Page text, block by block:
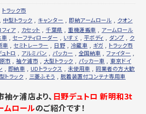
トラック市
中型トラック キャンター 即納アームロール
クオン
ィア, カセット ,千葉県 ,重機運搬車
アームロール
車 セーフティローダー いすゞ 平ボディ ダンプ
ク
車 ,セミトレーラー 日野 冷蔵車 ギガ
トラック市
ュトロ アルミバン パッカー 全国納車 ,ファイター
市 ,袖ケ浦市 大型トラック パッカー車
東京ドイ
即納車 UDトラックス 未使用車
同業者の方大歓
トラック 三菱ふそう 脱着装置付コンテナ専用車
ヶ浦店より、 日野デュトロ 新明和3t
ムロールのご紹介です！